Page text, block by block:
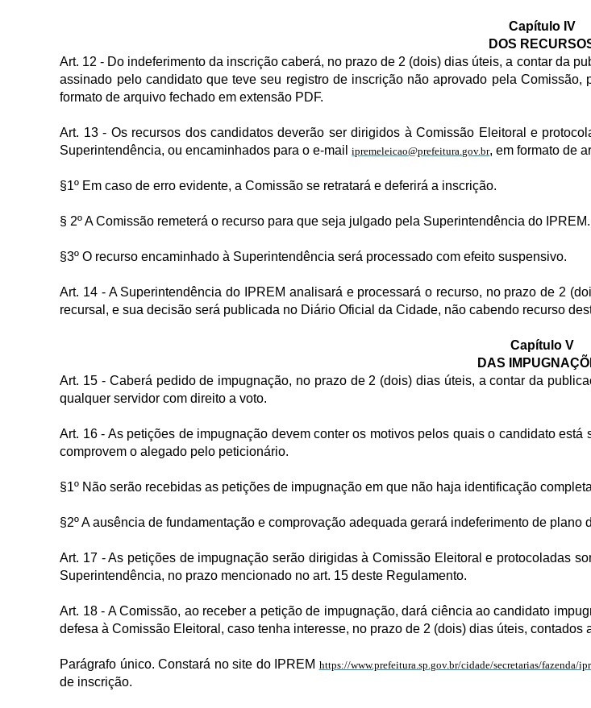
Capítulo IV
DOS
Art. 12 - Do indeferimento da inscrição caberá, no prazo de 2 (dois) dias úteis, a contar da
assinado pelo candidato que teve seu registro de inscrição não aprovado pela
formato de arquivo fechado em extensão PDF.
Art. 13 - Os recursos dos candidatos deverão ser dirigidos à Comissão Eleitoral e
Superintendência, ou encaminhados para o e-mailipremeleicao@prefeitura.gov.br, em formato de
§1º Em caso de erro evidente, a Comissão se retratará e deferirá a inscrição.
§ 2º A Comissão remeterá o recurso para que seja julgado pela Superintendência do IPREM.
§3º O recurso encaminhado à Superintendência será processado com efeito suspensivo.
Art. 14 - A Superintendência do IPREM analisará e processará o recurso, no prazo de 2
recursal, e sua decisão será publicada no Diário Oficial da Cidade, não cabendo recurso
Capítulo V
DAS
Art. 15 - Caberá pedido de impugnação, no prazo de 2 (dois) dias úteis, a contar da
qualquer servidor com direito a voto.
Art. 16 - As petições de impugnação devem conter os motivos pelos quais o candidato
comprovem o alegado pelo peticionário.
§1º Não serão recebidas as petições de impugnação em que não haja identificação
§2º A ausência de fundamentação e comprovação adequada gerará indeferimento de plano
Art. 17 - As petições de impugnação serão dirigidas à Comissão Eleitoral e protocoladas
Superintendência, no prazo mencionado no art. 15 deste Regulamento.
Art. 18 - A Comissão, ao receber a petição de impugnação, dará ciência ao candidato
defesa à Comissão Eleitoral, caso tenha interesse, no prazo de 2 (dois) dias úteis,
Parágrafo único. Constará no site do IPREM https://www.prefeitura.sp.gov.br/cidade/secretarias/fazenda/
de inscrição.